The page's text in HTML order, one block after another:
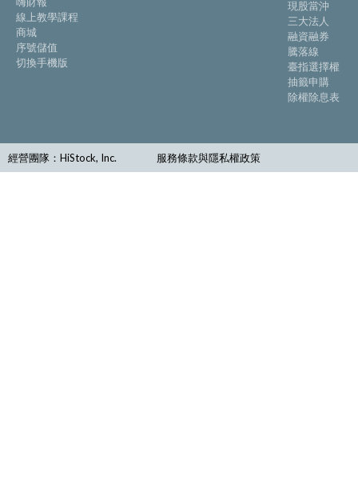
線上教學課程
商城
序號儲值
切換手機版
現股當沖
三大法人
融資融券
騰落線
臺指選擇權
抽籤申購
除權除息表
經營團隊：HiStock, Inc. 服務條款與隱私權政策